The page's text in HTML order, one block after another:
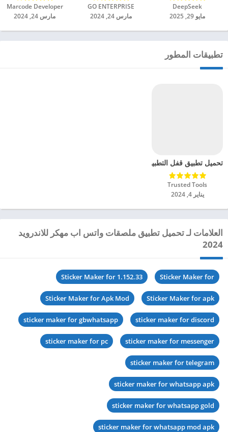
DeepSeek‏
مايو 29, 2025
GO ENTERPRISE‏
مارس 24, 2024
Marcode Developer‏
مارس 24, 2024
تطبيقات المطور
تحميل تطبيق قفل التطبيقات بالبصمة مهكر للاندرويد 2024
Trusted Tools‏
يناير 4, 2024
العلامات لـ تحميل تطبيق ملصقات واتس اب مهكر للاندرويد
2024
Sticker Maker for
Sticker Maker for 1.152.33
Sticker Maker for apk
Sticker Maker for Apk Mod
sticker maker for discord
sticker maker for gbwhatsapp
sticker maker for messenger
sticker maker for pc
sticker maker for telegram
sticker maker for whatsapp apk
sticker maker for whatsapp gold
sticker maker for whatsapp mod apk